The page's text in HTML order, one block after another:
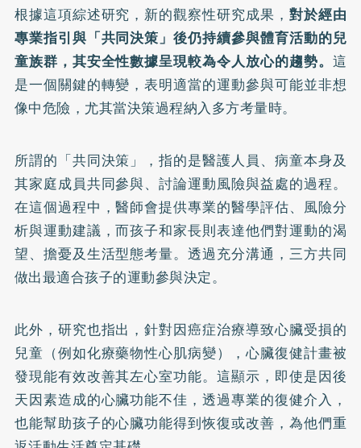
根據這項綜述研究，新的觀察性研究成果， 對於經由
專業指引與「共同決策」後仍持續參與體育活動的兒
童族群，其安全性數據呈現較為令人放心的趨勢。 這
是一個關鍵的轉變，表明適當的運動參與可能並非想
像中危險，尤其當決策過程納入多方考量時。
所謂的「共同決策」，指的是醫護人員、病童本身及
其家庭成員共同參與、討論運動風險與益處的過程。
在這個過程中，醫師會提供專業的醫學評估、風險分
析與運動建議，而孩子和家長則表達他們對運動的渴
望、擔憂及生活型態考量。透過充分溝通，三方共同
做出最適合孩子的運動參與決定。
此外，研究也指出，針對因癌症治療導致心臟受損的
兒童（例如化療藥物性心肌病變），心臟復健計畫被
發現能有效改善其左心室功能。這顯示，即使是因後
天因素造成的心臟功能不佳，透過專業的復健介入，
也能幫助孩子的心臟功能得到恢復或改善，為他們重